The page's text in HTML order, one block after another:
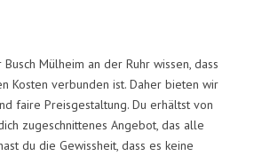
Mülheim an der Ruhr wissen, dass
Kosten verbunden ist. Daher bieten wir
faire Preisgestaltung. Du erhältst von
zugeschnittenes Angebot, das alle
du die Gewissheit, dass es keine